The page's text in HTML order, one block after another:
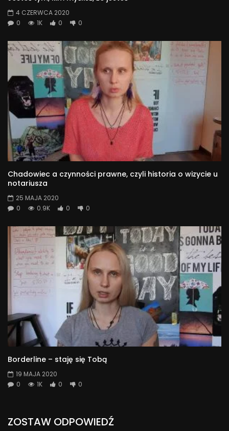
4 CZERWCA 2020
0
1K 0 0
Chadowiec a czynności prawne, czyli historia o wizycie u
notariusza
25 MAJA 2020
0
0.9K 0 0
Borderline – staję się Tobą
19 MAJA 2020
0
1K 0 0
ZOSTAW ODPOWIEDŹ